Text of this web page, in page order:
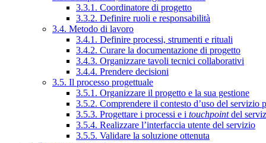
3.3.1. Coordinatore di progetto
3.3.2. Definire ruoli e responsabilità
3.4. Metodo di lavoro
3.4.1. Definire processi, strumenti e rituali
3.4.2. Curare la documentazione di progetto
3.4.3. Organizzare tavoli tecnici collaborativi
3.4.4. Prendere decisioni
3.5. Il processo progettuale
3.5.1. Organizzare il progetto e la sua gestione
3.5.2. Comprendere il contesto d’uso del servizio
3.5.3. Progettare i processi e i touchpointdel
3.5.4. Realizzare l’interfaccia utente del servizio
3.5.5. Validare la soluzione ottenuta